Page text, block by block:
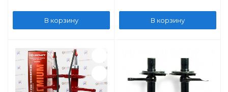
В корзину В корзину